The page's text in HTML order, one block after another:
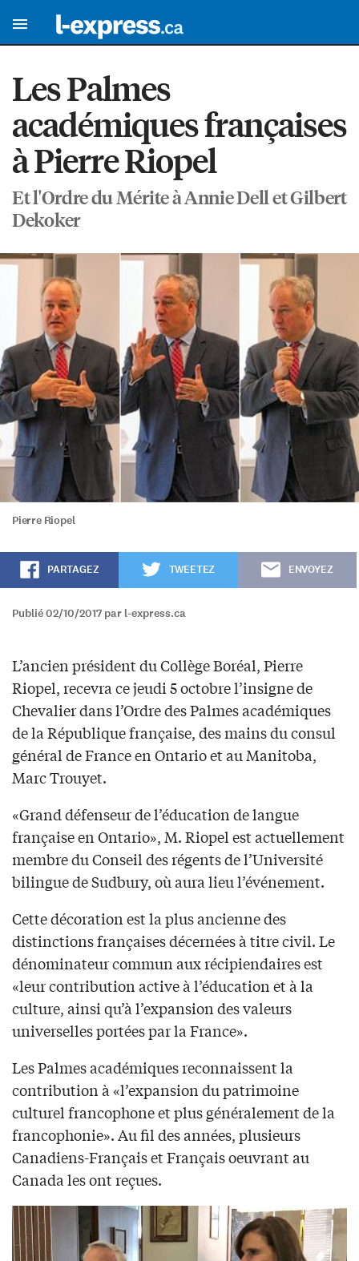
Les Palmes
académiques françaises
à Pierre Riopel
Et l'Ordre du Mérite à Annie Dell et Gilbert
Dekoker
Pierre Riopel
PARTAGEZ TWEETEZ ENVOYEZ
Publié 02/10/2017 par l-express.ca
L’ancien président du Collège Boréal, Pierre
Riopel, recevra ce jeudi 5 octobre l’insigne de
Chevalier dans l’Ordre des Palmes académiques
de la République française, des mains du consul
général de France en Ontario et au Manitoba,
Marc Trouyet.
«Grand défenseur de l’éducation de langue
française en Ontario», M. Riopel est actuellement
membre du Conseil des régents de l’Université
bilingue de Sudbury, où aura lieu l’événement.
Cette décoration est la plus ancienne des
distinctions françaises décernées à titre civil. Le
dénominateur commun aux récipiendaires est
«leur contribution active à l’éducation et à la
culture, ainsi qu’à l’expansion des valeurs
universelles portées par la France».
Les Palmes académiques reconnaissent la
contribution à «l’expansion du patrimoine
culturel francophone et plus généralement de la
francophonie». Au fil des années, plusieurs
Canadiens-Français et Français oeuvrant au
Canada les ont reçues.